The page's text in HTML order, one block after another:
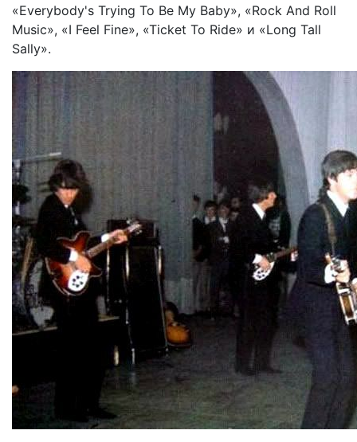
«Everybody's Trying To Be My Baby», «Rock And Roll
Music», «I Feel Fine», «Ticket To Ride» и «Long Tall
Sally».